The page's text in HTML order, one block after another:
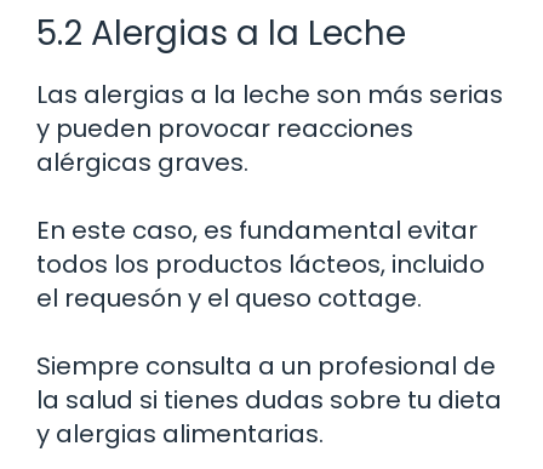
5.2 Alergias a la Leche
Las alergias a la leche son más serias
y pueden provocar reacciones
alérgicas graves.
En este caso, es fundamental evitar
todos los productos lácteos, incluido
el requesón y el queso cottage.
Siempre consulta a un profesional de
la salud si tienes dudas sobre tu dieta
y alergias alimentarias.